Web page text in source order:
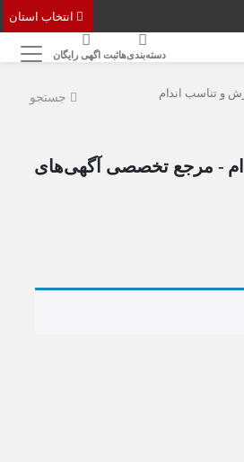
دسته‌بندی‌هاثبت اگهی رایگان
جستجو و تناسب اندام
- مرجع تخصصی آگهی‌های